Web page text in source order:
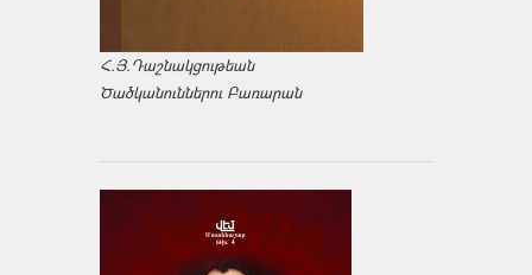
Հ.Յ.Դաշնակցութեան
Ծածկանուններու Բառարան